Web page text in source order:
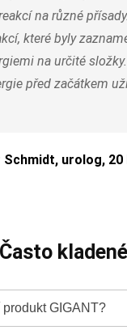
na různé
které byly
na určité
před začátkem
urolog, 20
produkt GIGANT?